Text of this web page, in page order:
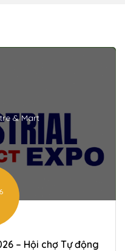
& Mart
– Hội chợ Tự động